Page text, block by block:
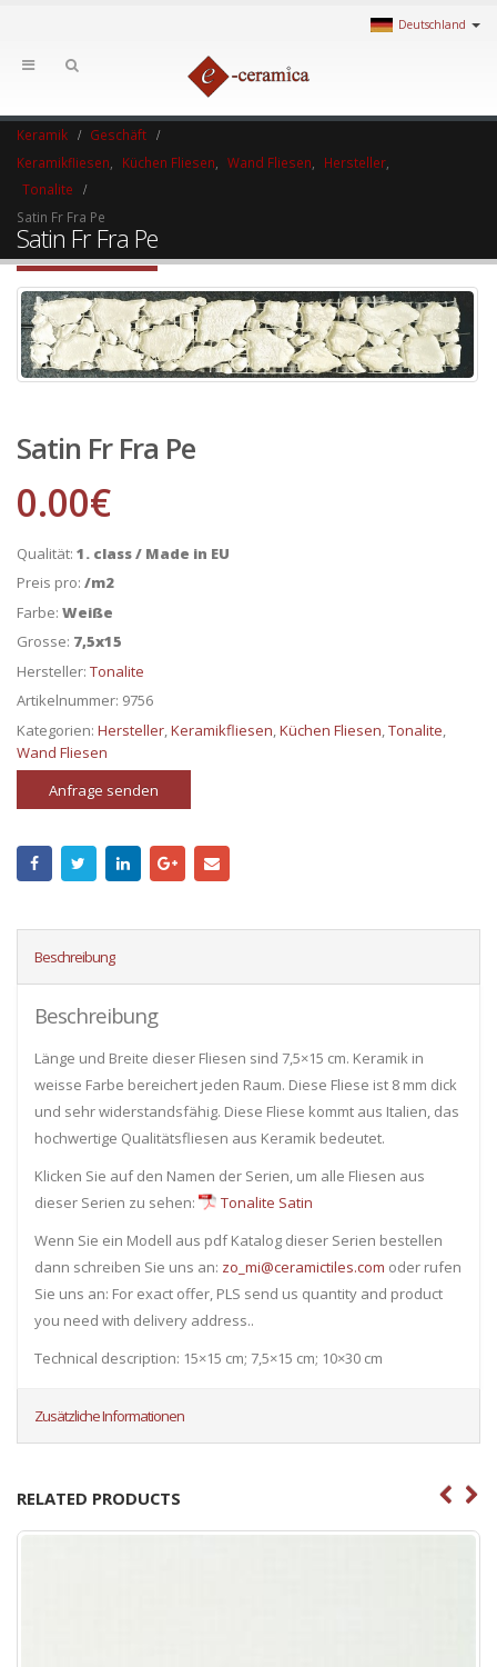
Deutschland
Keramik
Geschäft
Keramikfliesen
Küchen Fliesen Wand Fliesen Hersteller
Tonalite
Satin Fr Fra Pe
Satin Fr Fra Pe
Satin Fr Fra Pe
0.00€
Qualität: 1. class / Made in EU
Preis pro: /m2
Farbe: Weiße
Grosse: 7,5x15
Hersteller: Tonalite
Artikelnummer: 9756
Kategorien: Hersteller Keramikfliesen Küchen Fliesen Tonalite
Wand Fliesen
Anfrage senden
Beschreibung
Beschreibung
Länge und Breite dieser Fliesen sind 7,5×15 cm. Keramik in
weisse Farbe bereichert jeden Raum. Diese Fliese ist 8 mm dick
und sehr widerstandsfähig. Diese Fliese kommt aus Italien, das
hochwertige Qualitätsfliesen aus Keramik bedeutet.
Klicken Sie auf den Namen der Serien, um alle Fliesen ​​aus
dieser Serien zu sehen:
Tonalite Satin
Wenn Sie ein Modell aus pdf Katalog dieser Serien bestellen
dann schreiben Sie uns an: zo_mi@ceramictiles.com oder rufen
Sie uns an: For exact offer, PLS send us quantity and product
you need with delivery address..
Technical description: 15×15 cm; 7,5×15 cm; 10×30 cm
Zusätzliche Informationen
RELATED PRODUCTS